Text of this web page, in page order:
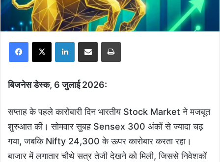
Facebook
X LinkedInShare via Email Print
बिजनेस डेस्क, 6 जुलाई 2026:
सप्ताह के पहले कारोबारी दिन भारतीय Stock Market ने मजबूत
शुरुआत की। सोमवार सुबह Sensex 300 अंकों से ज्यादा चढ़
गया, जबकि Nifty 24,300 के ऊपर कारोबार करता रहा।
बाजार में लगातार चौथे सत्र तेजी देखने को मिली, जिससे निवेशकों